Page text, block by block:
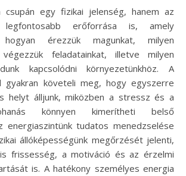
erőforrása is, amely
hogyan érezzük magunkat, milyen
végezzük feladatainkat, illetve milyen
kapcsolódni környezetünkhöz. A
gyakran követeli meg, hogy egyszerre
helyt álljunk, miközben a stressz és a
könnyen kimerítheti belső
energiaszintünk tudatos menedzselése
állóképességünk megőrzését jelenti,
frissesség, a motiváció és az érzelmi
is. A hatékony személyes energia